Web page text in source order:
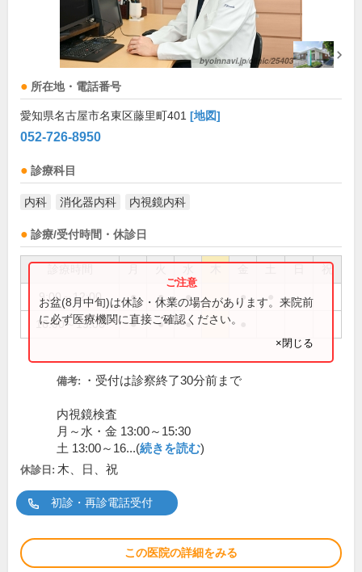
所在地・電話番号
愛知県名古屋市名東区藤里町401 [地図]
052-726-8950
診療科目
内科 消化器内科 内視鏡内科
診療/受付時間・休診日
祝
9:00～12:00 ● ● ● ●
16:00～19:00 ● ● ●
お盆(8月中旬)は休診・休業の場合があります。来院前
に必ず医療機関に直接ご確認ください。
×閉じる
備考: ・受付は診察終了30分前まで
内視鏡検査
月～水・金 13:00～15:30
土 13:00～16...(続きを読む)
休診日: 木、日、祝
初診・再診電話受付
この医院の詳細をみる